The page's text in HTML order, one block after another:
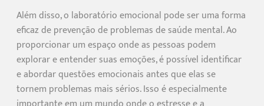
Além disso, o laboratório emocional pode ser uma forma
eficaz de prevenção de problemas de saúde mental. Ao
proporcionar um espaço onde as pessoas podem
explorar e entender suas emoções, é possível identificar
e abordar questões emocionais antes que elas se
tornem problemas mais sérios. Isso é especialmente